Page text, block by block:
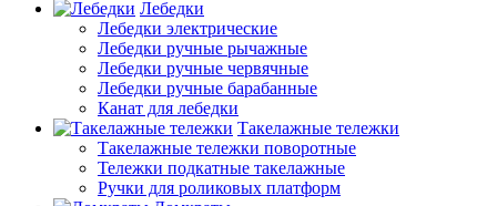
Лебедки
Лебедки электрические
Лебедки ручные рычажные
Лебедки ручные червячные
Лебедки ручные барабанные
Канат для лебедки
Такелажные тележки
Такелажные тележки поворотные
Тележки подкатные такелажные
Ручки для роликовых платформ